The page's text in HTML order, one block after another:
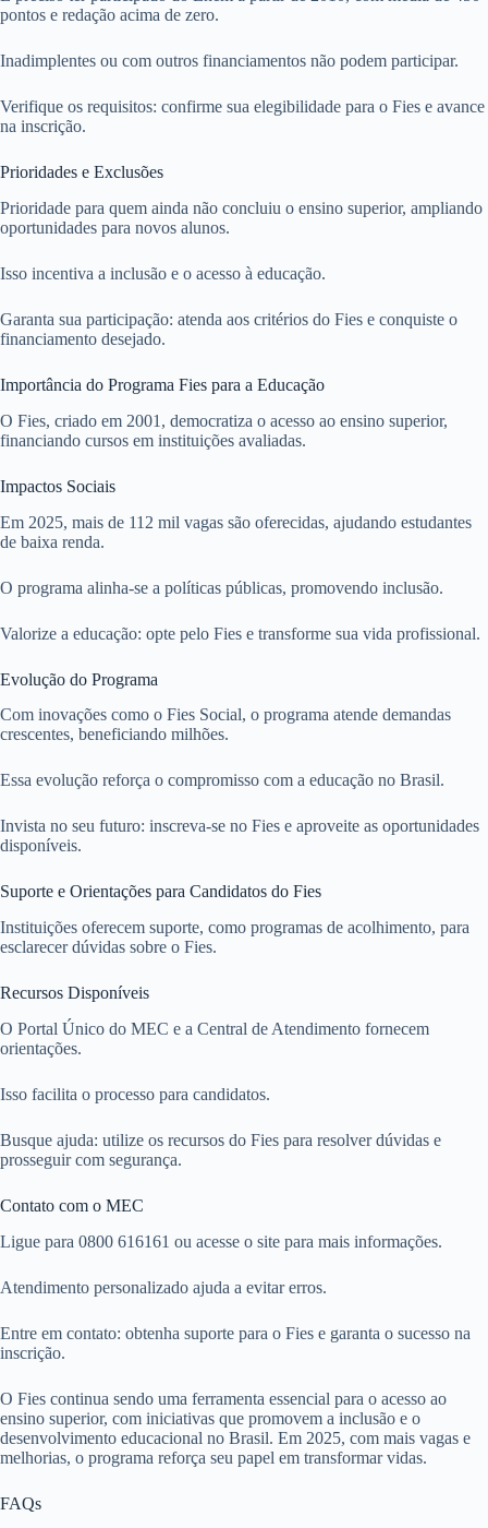
pontos e redação acima de zero.
Inadimplentes ou com outros financiamentos não podem participar.
Verifique os requisitos: confirme sua elegibilidade para o Fies e avance
na inscrição.
Prioridades e Exclusões
Prioridade para quem ainda não concluiu o ensino superior, ampliando
oportunidades para novos alunos.
Isso incentiva a inclusão e o acesso à educação.
Garanta sua participação: atenda aos critérios do Fies e conquiste o
financiamento desejado.
Importância do Programa Fies para a Educação
O Fies, criado em 2001, democratiza o acesso ao ensino superior,
financiando cursos em instituições avaliadas.
Impactos Sociais
Em 2025, mais de 112 mil vagas são oferecidas, ajudando estudantes
de baixa renda.
O programa alinha-se a políticas públicas, promovendo inclusão.
Valorize a educação: opte pelo Fies e transforme sua vida profissional.
Evolução do Programa
Com inovações como o Fies Social, o programa atende demandas
crescentes, beneficiando milhões.
Essa evolução reforça o compromisso com a educação no Brasil.
Invista no seu futuro: inscreva-se no Fies e aproveite as oportunidades
disponíveis.
Suporte e Orientações para Candidatos do Fies
Instituições oferecem suporte, como programas de acolhimento, para
esclarecer dúvidas sobre o Fies.
Recursos Disponíveis
O Portal Único do MEC e a Central de Atendimento fornecem
orientações.
Isso facilita o processo para candidatos.
Busque ajuda: utilize os recursos do Fies para resolver dúvidas e
prosseguir com segurança.
Contato com o MEC
Ligue para 0800 616161 ou acesse o site para mais informações.
Atendimento personalizado ajuda a evitar erros.
Entre em contato: obtenha suporte para o Fies e garanta o sucesso na
inscrição.
O Fies continua sendo uma ferramenta essencial para o acesso ao
ensino superior, com iniciativas que promovem a inclusão e o
desenvolvimento educacional no Brasil. Em 2025, com mais vagas e
melhorias, o programa reforça seu papel em transformar vidas.
FAQs